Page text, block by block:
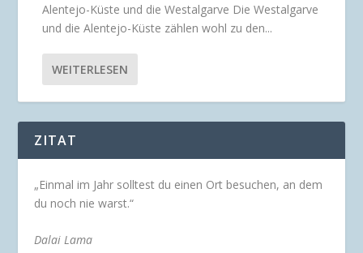
Alentejo-Küste und die Westalgarve Die Westalgarve
und die Alentejo-Küste zählen wohl zu den...
WEITERLESEN
ZITAT
„Einmal im Jahr solltest du einen Ort besuchen, an dem
du noch nie warst.“
Dalai Lama